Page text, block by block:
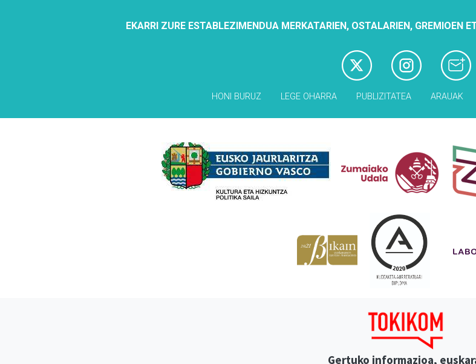
EKARRI ZURE ESTABLEZIMENDUA MERKATARIEN, OSTALARIEN, GREMIOEN
HONI BURUZ LEGE OHARRA PUBLIZITATEA ARAUAK
Gertuko informazioa,